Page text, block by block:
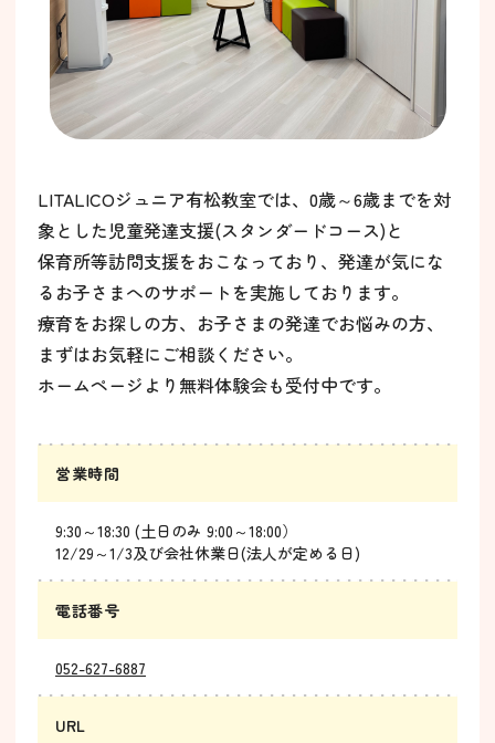
LITALICOジュニア有松教室では、0歳～6歳までを対
象とした児童発達支援(スタンダードコース)と
保育所等訪問支援をおこなっており、発達が気にな
るお子さまへのサポートを実施しております。
療育をお探しの方、お子さまの発達でお悩みの方、
まずはお気軽にご相談ください。
ホームページより無料体験会も受付中です。
営業時間
9:30～18:30 (土日のみ 9:00～18:00）
12/29～1/3及び会社休業日(法人が定める日)
電話番号
052-627-6887
URL